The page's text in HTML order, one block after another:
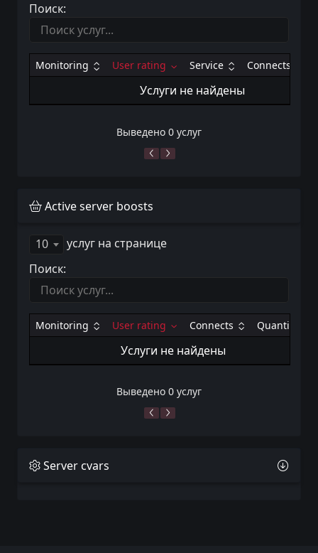
Поиск:
Monitoring User rating Service Connects
Услуги не найдены
Выведено 0 услуг
Active server boosts
10
услуг на странице
Поиск:
Monitoring User rating Connects Quantity
Услуги не найдены
Выведено 0 услуг
Server cvars